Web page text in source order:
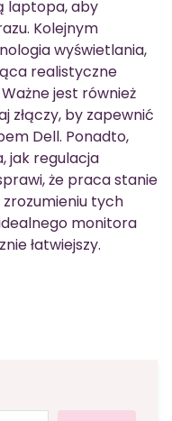
laptopa, aby
Kolejnym
wyświetlania,
realistyczne
jest również
złączy, by zapewnić
Dell. Ponadto,
jak regulacja
że praca stanie
tych
monitora
łatwiejszy.